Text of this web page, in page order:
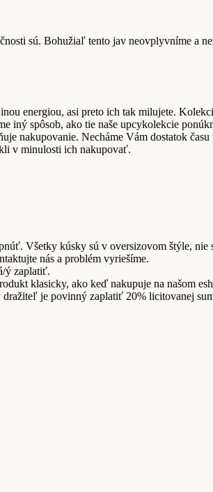
sú. Bohužiaľ tento jav neovplyvníme a
energiou, asi preto ich tak milujete.
iný spôsob, ako tie naše upcykolekcie
nakupovanie. Necháme Vám dostatok
v minulosti ich nakupovať.
Všetky kúsky sú v oversizovom štýle, nie
nás a problém vyriešíme.
ý zaplatiť.
klasicky, ako keď nakupuje na našom
je povinný zaplatiť 20% licitovanej